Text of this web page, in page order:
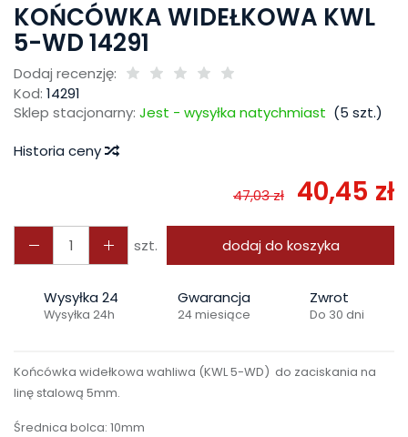
KOŃCÓWKA WIDEŁKOWA KWL
5-WD 14291
Dodaj recenzję:
Kod: 14291
Sklep stacjonarny: Jest - wysyłka natychmiast (5 szt.)
Historia ceny
47,03 zł 40,45 zł
szt. dodaj do koszyka
Wysyłka 24
Wysyłka 24h
Gwarancja
24 miesiące
Zwrot
Do 30 dni
Końcówka widełkowa wahliwa (KWL 5-WD) do zaciskania na
linę stalową 5mm.
Średnica bolca: 10mm